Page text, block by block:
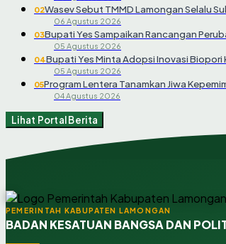
02Wasev Sebut TMMD Lamongan Selalu
06 Agustus 2026
03Bupati Yes Sampaikan Rancangan
05 Agustus 2026
04Bupati Yes Minta Adopsi Inovasi Biopori
05 Agustus 2026
05Program Lentera Tanamkan Jiwa
04 Agustus 2026
Lihat Portal Berita
PEMERINTAH KABUPATEN LAMONGAN
BADAN KESATUAN BANGSA DAN